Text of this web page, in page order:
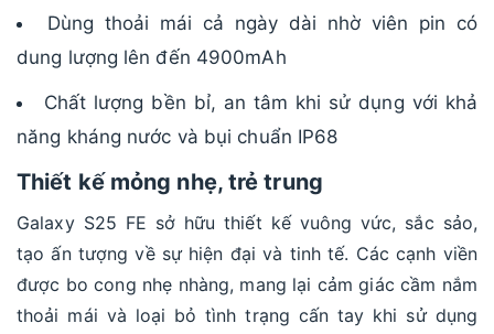
Dùng thoải mái cả ngày dài nhờ viên pin có
dung lượng lên đến 4900mAh
Chất lượng bền bỉ, an tâm khi sử dụng với khả
năng kháng nước và bụi chuẩn IP68
Thiết kế mỏng nhẹ, trẻ trung
Galaxy S25 FE sở hữu thiết kế vuông vức, sắc sảo,
tạo ấn tượng về sự hiện đại và tinh tế. Các cạnh viền
được bo cong nhẹ nhàng, mang lại cảm giác cầm nắm
thoải mái và loại bỏ tình trạng cấn tay khi sử dụng